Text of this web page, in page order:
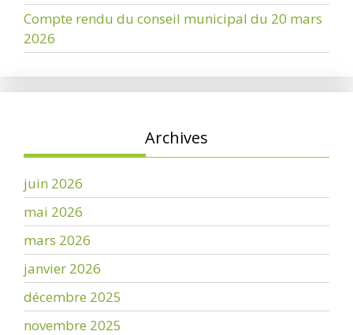
Compte rendu du conseil municipal du 20 mars
2026
Archives
juin 2026
mai 2026
mars 2026
janvier 2026
décembre 2025
novembre 2025